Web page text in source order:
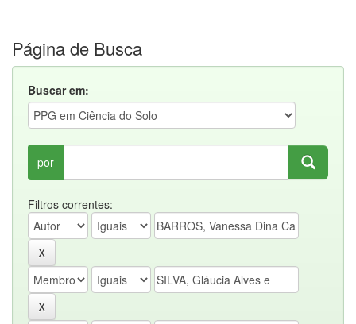
Página de Busca
Buscar em:
por
Filtros correntes: